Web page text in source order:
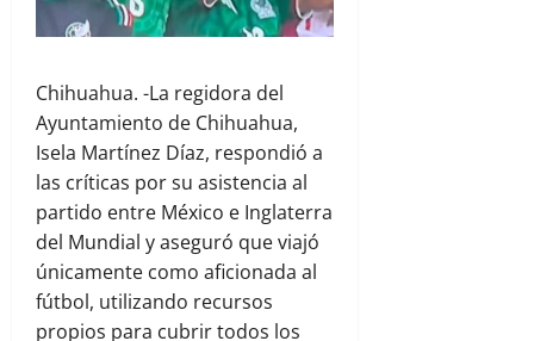
Chihuahua. -La regidora del
Ayuntamiento de Chihuahua,
Isela Martínez Díaz, respondió a
las críticas por su asistencia al
partido entre México e Inglaterra
del Mundial y aseguró que viajó
únicamente como aficionada al
fútbol, utilizando recursos
propios para cubrir todos los